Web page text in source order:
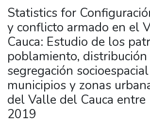
All of DSpace
Statistics for
y conflicto armado en el
Cauca: Estudio de los
poblamiento,
segregación
municipios y zonas
del Valle del Cauca
2019